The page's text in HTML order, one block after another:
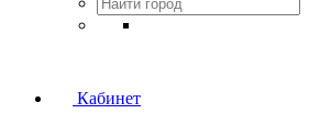
Кабинет